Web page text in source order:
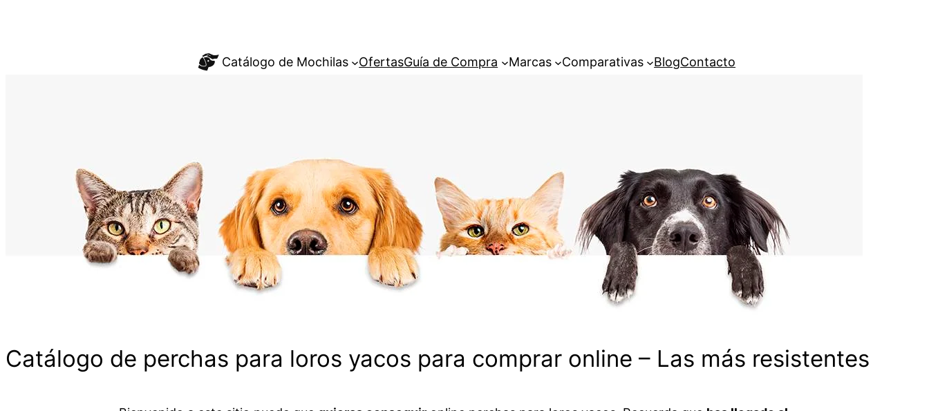
Catálogo de Mochilas OfertasGuía de Compra Marcas Comparativas BlogContacto
Catálogo de perchas para loros yacos para comprar online – Las más resistentes